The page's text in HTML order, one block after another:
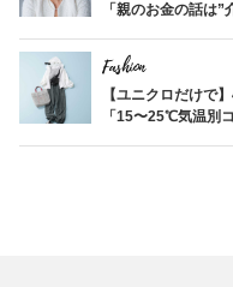
「親のお金の話は
Fashion
【ユニクロだけで
「15〜25℃気温別